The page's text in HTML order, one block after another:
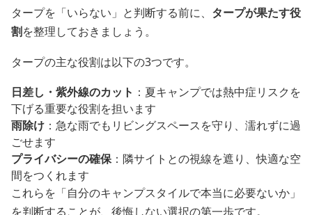
タープを「いらない」と判断する前に、 タープが果たす役
割を整理しておきましょう。
タープの主な役割は以下の3つです。
日差し・紫外線のカット ：夏キャンプでは熱中症リスクを
下げる重要な役割を担います
雨除け ：急な雨でもリビングスペースを守り、濡れずに過
ごせます
プライバシーの確保：隣サイトとの視線を遮り、快適な空
間をつくれます
これらを「自分のキャンプスタイルで本当に必要ないか」
を判断することが、後悔しない選択の第一歩です。